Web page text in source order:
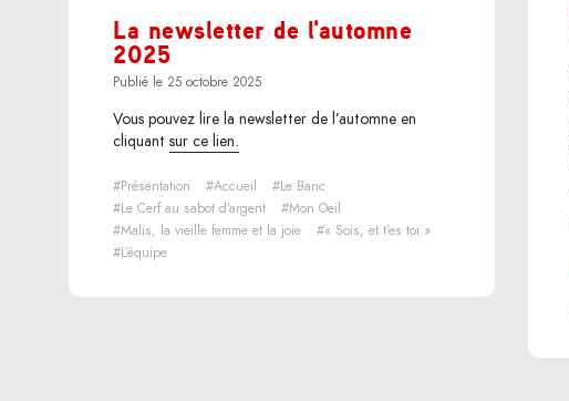
La newsletter de l'automne
2025
Publié le 25 octobre 2025
Vous pouvez lire la newsletter de l’automne en
cliquant sur ce lien.
#Présentation #Accueil
#Le Banc
#Le Cerf au sabot d’argent
#Mon Oeil
#Malis, la vieille femme et la joie
#« Sois, et t’es toi »
#L’équipe